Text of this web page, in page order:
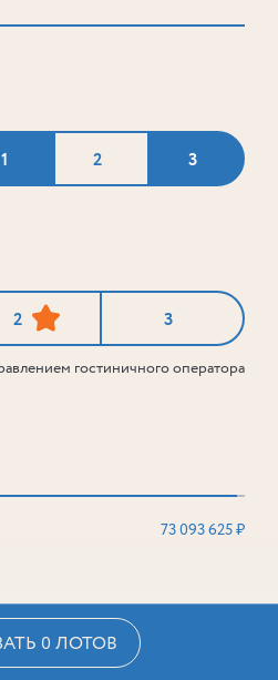
1 2 3
2 3
гостиничного оператора
73 093 625 ₽
0 ЛОТОВ
ни одного лота